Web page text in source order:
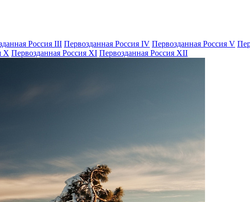
Россия III Первозданная Россия IV Первозданная Россия V
X Первозданная Россия XI Первозданная Россия XII